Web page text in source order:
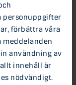
personuppgifter
förbättra våra
meddelanden
användning av
innehåll är
nödvändigt.